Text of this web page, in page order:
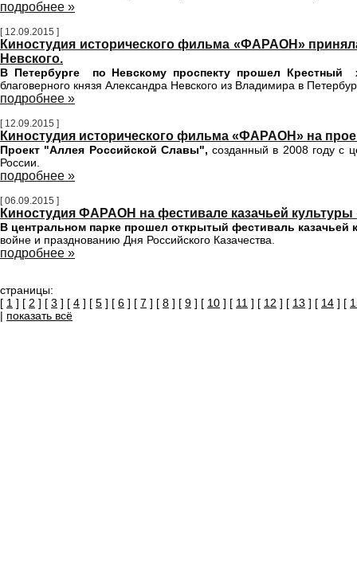
подробнее »
[ 12.09.2015 ]
Киностудия исторического фильма «ФАРАОН»
Невского.
В Петербурге по Невскому проспекту прошел Крестный
благоверного князя Александра Невского из Владимира в
подробнее »
[ 12.09.2015 ]
Киностудия исторического фильма «ФАРАОН» на
Проект "Аллея Российской Славы",созданный в 2008 году с
России.
подробнее »
[ 06.09.2015 ]
Киностудия ФАРАОН на фестивале казачьей культуры
В центральном парке прошел открытый фестиваль казачьей
войне и празднованию Дня Российского Казачества.
подробнее »
страницы:
[ 1 ] [ 2 ] [ 3 ] [ 4 ] [ 5 ] [ 6 ] [ 7 ] [ 8 ] [ 9 ] [ 10 ] [ 11 ] [ 12 ] [ 13 ] [ 14 ] [
| показать всё